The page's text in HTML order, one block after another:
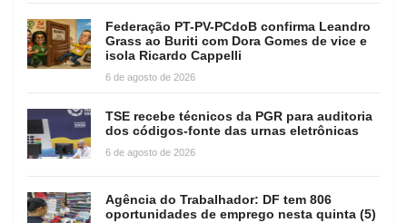
Federação PT-PV-PCdoB confirma Leandro
Grass ao Buriti com Dora Gomes de vice e
isola Ricardo Cappelli
6 de agosto de 2026
TSE recebe técnicos da PGR para auditoria
dos códigos-fonte das urnas eletrônicas
6 de agosto de 2026
Agência do Trabalhador: DF tem 806
oportunidades de emprego nesta quinta (5)